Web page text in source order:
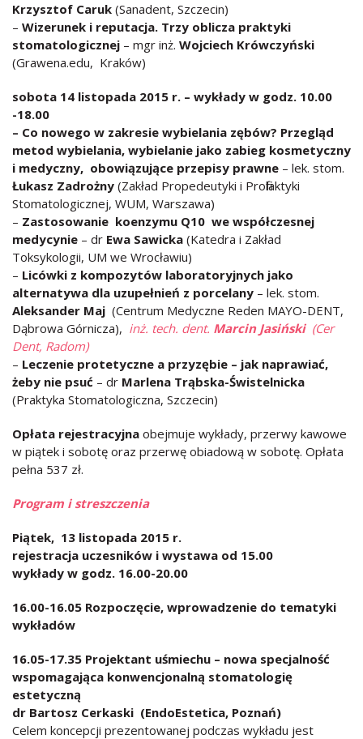
Krzysztof Caruk (Sanadent, Szczecin)
– Wizerunek i reputacja. Trzy oblicza praktyki
stomatologicznej – mgr inż. Wojciech Krówczyński
(Grawena.edu, Kraków)
sobota 14 listopada 2015 r. – wykłady w godz. 10.00
-18.00
– Co nowego w zakresie wybielania zębów? Przegląd
metod wybielania, wybielanie jako zabieg kosmetyczny
i medyczny, obowiązujące przepisy prawne – lek. stom.
Łukasz Zadrożny (Zakład Propedeutyki i Profilaktyki
Stomatologicznej, WUM, Warszawa)
– Zastosowanie koenzymu Q10 we współczesnej
medycynie – dr Ewa Sawicka (Katedra i Zakład
Toksykologii, UM we Wrocławiu)
– Licówki z kompozytów laboratoryjnych jako
alternatywa dla uzupełnień z porcelany – lek. stom.
Aleksander Maj (Centrum Medyczne Reden MAYO-DENT,
Dąbrowa Górnicza), inż. tech. dent. Marcin Jasiński (Cer
Dent, Radom)
– Leczenie protetyczne a przyzębie – jak naprawiać,
żeby nie psuć – dr Marlena Trąbska-Świstelnicka
(Praktyka Stomatologiczna, Szczecin)
Opłata rejestracyjna obejmuje wykłady, przerwy kawowe
w piątek i sobotę oraz przerwę obiadową w sobotę. Opłata
pełna 537 zł.
Program i streszczenia
Piątek, 13 listopada 2015 r.
rejestracja uczesników i wystawa od 15.00
wykłady w godz. 16.00-20.00
16.00-16.05 Rozpoczęcie, wprowadzenie do tematyki
wykładów
16.05-17.35 Projektant uśmiechu – nowa specjalność
wspomagająca konwencjonalną stomatologię
estetyczną
dr Bartosz Cerkaski (EndoEstetica, Poznań)
Celem koncepcji prezentowanej podczas wykładu jest